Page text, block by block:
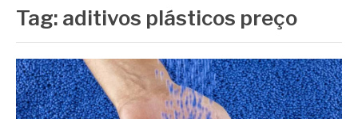
Tag: aditivos plásticos preço